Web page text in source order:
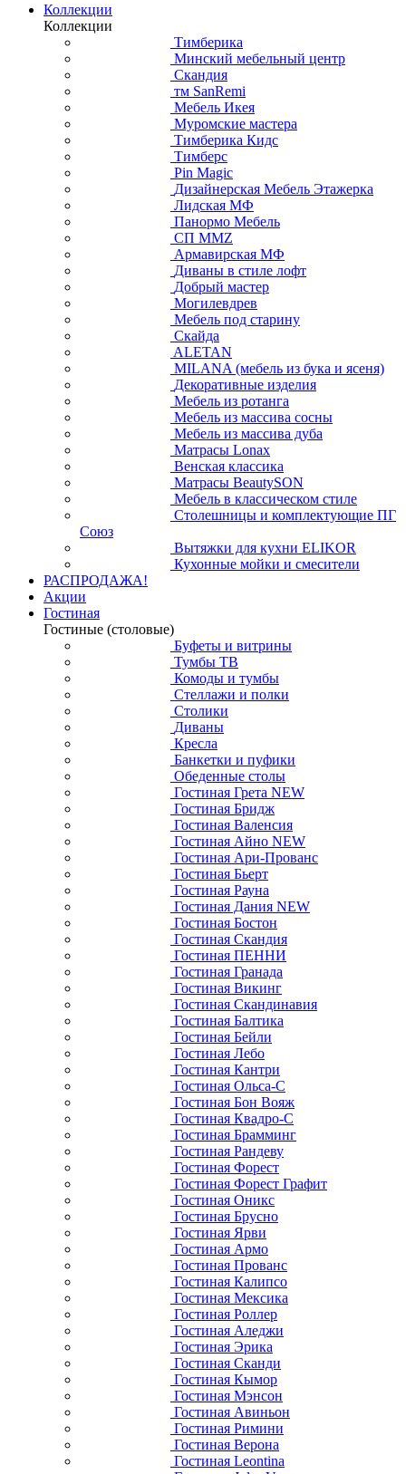
Коллекции
Коллекции
Тимберика
Минский мебельный центр
Скандия
тм SanRemi
Мебель Икея
Муромские мастера
Тимберика Кидс
Тимберс
Pin Magic
Дизайнерская Мебель Этажерка
Лидская МФ
Панормо Мебель
СП ММZ
Армавирская МФ
Диваны в стиле лофт
Добрый мастер
Могилевдрев
Мебель под старину
Скайда
ALETAN
MILANA (мебель из бука и ясеня)
Декоративные изделия
Мебель из ротанга
Мебель из массива сосны
Мебель из массива дуба
Матрасы Lonax
Венская классика
Матрасы BeautySON
Мебель в классическом стиле
Столешницы и комплектующие ПГ
Союз
Вытяжки для кухни ELIKOR
Кухонные мойки и смесители
РАСПРОДАЖА!
Акции
Гостиная
Гостиные (столовые)
Буфеты и витрины
Тумбы ТВ
Комоды и тумбы
Стеллажи и полки
Столики
Диваны
Кресла
Банкетки и пуфики
Обеденные столы
Гостиная Грета NEW
Гостиная Бридж
Гостиная Валенсия
Гостиная Айно NEW
Гостиная Ари-Прованс
Гостиная Бьерт
Гостиная Рауна
Гостиная Дания NEW
Гостиная Бостон
Гостиная Скандия
Гостиная ПЕННИ
Гостиная Гранада
Гостиная Викинг
Гостиная Скандинавия
Гостиная Балтика
Гостиная Бейли
Гостиная Лебо
Гостиная Кантри
Гостиная Ольса-С
Гостиная Бон Вояж
Гостиная Квадро-С
Гостиная Брамминг
Гостиная Рандеву
Гостиная Форест
Гостиная Форест Графит
Гостиная Оникс
Гостиная Брусно
Гостиная Ярви
Гостиная Армо
Гостиная Прованс
Гостиная Калипсо
Гостиная Мексика
Гостиная Роллер
Гостиная Аледжи
Гостиная Эрика
Гостиная Сканди
Гостиная Кымор
Гостиная Мэнсон
Гостиная Авиньон
Гостиная Римини
Гостиная Верона
Гостиная Leontina